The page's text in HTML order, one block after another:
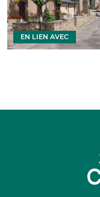
EN LIEN AVEC